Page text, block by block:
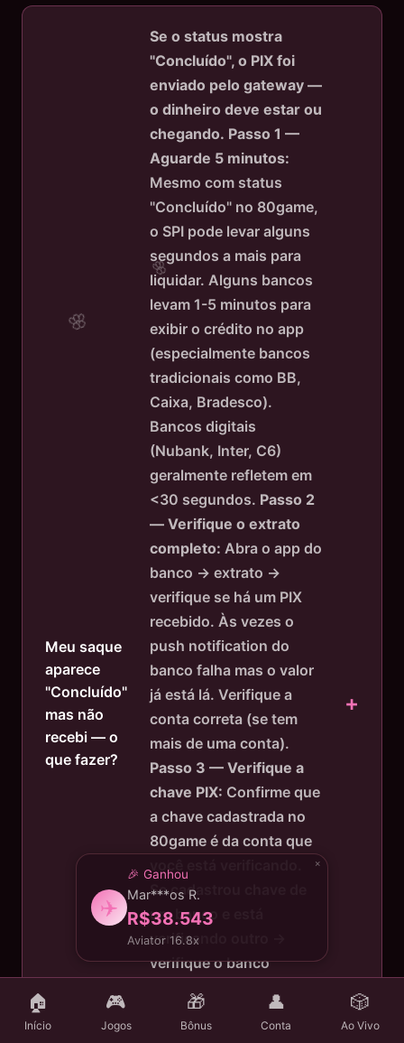
Meu saque
aparece
"Concluído"
mas não
recebi — o
que fazer?
Se o status mostra
"Concluído", o PIX foi
enviado pelo gateway —
o dinheiro deve estar ou
chegando. Passo 1 —
Aguarde 5 minutos:
Mesmo com status
"Concluído" no 80game,
o SPI pode levar alguns
segundos a mais para
liquidar. Alguns bancos
levam 1-5 minutos para
exibir o crédito no app
(especialmente bancos
tradicionais como BB,
Caixa, Bradesco).
Bancos digitais
(Nubank, Inter, C6)
geralmente refletem em
<30 segundos. Passo 2
— Verifique o extrato
completo: Abra o app do
banco → extrato →
verifique se há um PIX
recebido. Às vezes o
push notification do
banco falha mas o valor
já está lá. Verifique a
conta correta (se tem
mais de uma conta).
Passo 3 — Verifique a
chave PIX: Confirme que
a chave cadastrada no
80game é da conta que
Se cadastrou chave de
um banco e está
verificando outro →
verifique o banco
Contate suporte:Se
após 15 minutos o
🏠
Início
🎮
Jogos
🎁
Bônus
👤
Conta
🎲
Ao Vivo
✈️
🎉 Ganhou
Mar***os R.
R$38.543
Aviator 16.8x
×